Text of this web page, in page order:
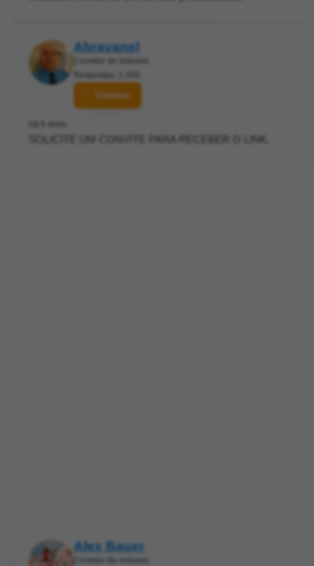
Abravanel
Corretor de imóveis
Respostas: 2.400
Contatar
há 6 anos
SOLICITE UM CONVITE PARA RECEBER O LINK.
Alex Bauer
Corretor de imóveis